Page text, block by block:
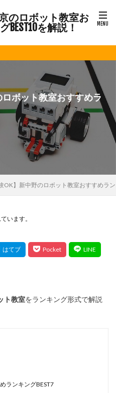
京のロボット教室お
を解説！
ボット教室おすすめラ
OK】新中野のロボット教室おすすめラ
います。
ト教室をランキング形式で解説
ランキングBEST7